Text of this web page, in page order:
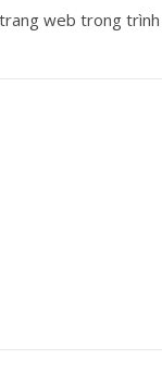
web trong